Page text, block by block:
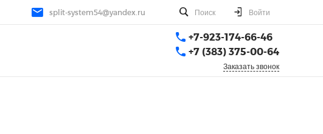
split-system54@yandex.ru Поиск Войти
+7-923-174-66-46
+7 (383) 375-00-64
Заказать звонок